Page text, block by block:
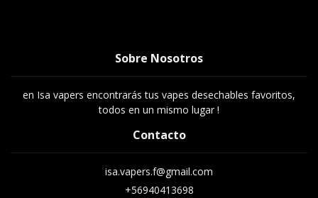
Sobre Nosotros
en Isa vapers encontrarás tus vapes desechables favoritos,
todos en un mismo lugar !
Contacto
isa.vapers.f@gmail.com
+56940413698